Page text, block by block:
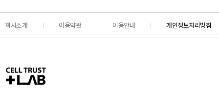
회사소개 이용약관 이용안내 개인정보처리방침